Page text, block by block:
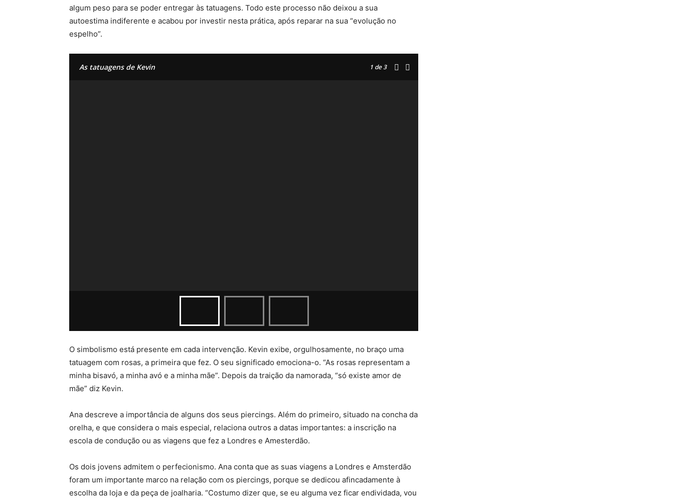
algum peso para se poder entregar às tatuagens. Todo este processo não deixou a sua
autoestima indiferente e acabou por investir nesta prática, após reparar na sua “evolução no
espelho”.
As tatuagens de Kevin 1 de 3
O simbolismo está presente em cada intervenção. Kevin exibe, orgulhosamente, no braço uma
tatuagem com rosas, a primeira que fez. O seu significado emociona-o. “As rosas representam a
minha bisavó, a minha avó e a minha mãe”. Depois da traição da namorada, “só existe amor de
mãe” diz Kevin.
Ana descreve a importância de alguns dos seus piercings. Além do primeiro, situado na concha da
orelha, e que considera o mais especial, relaciona outros a datas importantes: a inscrição na
escola de condução ou as viagens que fez a Londres e Amesterdão.
Os dois jovens admitem o perfecionismo. Ana conta que as suas viagens a Londres e Amsterdão
foram um importante marco na relação com os piercings, porque se dedicou afincadamente à
escolha da loja e da peça de joalharia. “Costumo dizer que, se eu alguma vez ficar endividada, vou